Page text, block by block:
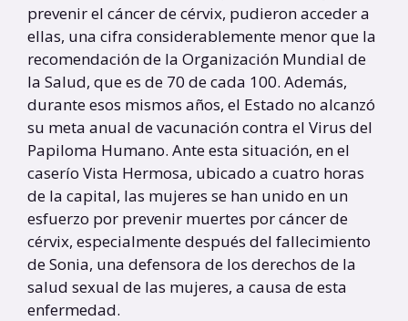
prevenir el cáncer de cérvix, pudieron acceder a
ellas, una cifra considerablemente menor que la
recomendación de la Organización Mundial de
la Salud, que es de 70 de cada 100. Además,
durante esos mismos años, el Estado no alcanzó
su meta anual de vacunación contra el Virus del
Papiloma Humano. Ante esta situación, en el
caserío Vista Hermosa, ubicado a cuatro horas
de la capital, las mujeres se han unido en un
esfuerzo por prevenir muertes por cáncer de
cérvix, especialmente después del fallecimiento
de Sonia, una defensora de los derechos de la
salud sexual de las mujeres, a causa de esta
enfermedad.